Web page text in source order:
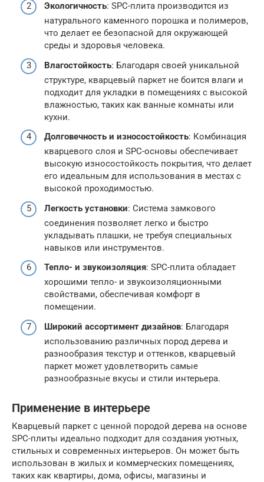
Экологичность: SPC-плита производится из
натурального каменного порошка и полимеров,
что делает ее безопасной для окружающей
среды и здоровья человека.
Влагостойкость: Благодаря своей уникальной
структуре, кварцевый паркет не боится влаги и
подходит для укладки в помещениях с высокой
влажностью, таких как ванные комнаты или
кухни.
Долговечность и износостойкость: Комбинация
кварцевого слоя и SPC-основы обеспечивает
высокую износостойкость покрытия, что делает
его идеальным для использования в местах с
высокой проходимостью.
Легкость установки: Система замкового
соединения позволяет легко и быстро
укладывать плашки, не требуя специальных
навыков или инструментов.
Тепло- и звукоизоляция: SPC-плита обладает
хорошими тепло- и звукоизоляционными
свойствами, обеспечивая комфорт в
помещении.
Широкий ассортимент дизайнов: Благодаря
использованию различных пород дерева и
разнообразия текстур и оттенков, кварцевый
паркет может удовлетворить самые
разнообразные вкусы и стили интерьера.
Применение в интерьере
Кварцевый паркет с ценной породой дерева на основе
SPC-плиты идеально подходит для создания уютных,
стильных и современных интерьеров. Он может быть
использован в жилых и коммерческих помещениях,
таких как квартиры, дома, офисы, магазины и